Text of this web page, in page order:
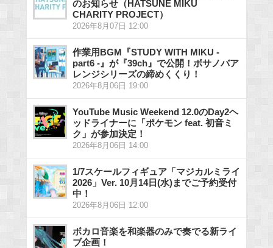
のお知らせ（HATSUNE MIKU
CHARITY PROJECT）
2026年8月07日 12:00
作業用BGM『STUDY WITH MIKU -
part6 -』が『39ch』で公開！ボサノバア
レンジシリーズの締めくくり！
2026年8月06日 19:00
YouTube Music Weekend 12.0のDay2ヘ
ッドライナーに「ポケモン feat. 初音ミ
ク」が参加決定！
2026年8月06日 14:00
1/7スケールフィギュア「マジカルミライ
2026」Ver. 10月14日(水)までご予約受付
中！
2026年8月06日 12:00
ボカロ音楽を和楽器のみで奏でる新ライ
ブ企画！